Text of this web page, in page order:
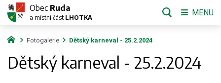
Fotogalerie Dětský karneval - 25.2.2024
Dětský karneval - 25.2.2024
Obec Ruda
a místní část LHOTKA
MENU